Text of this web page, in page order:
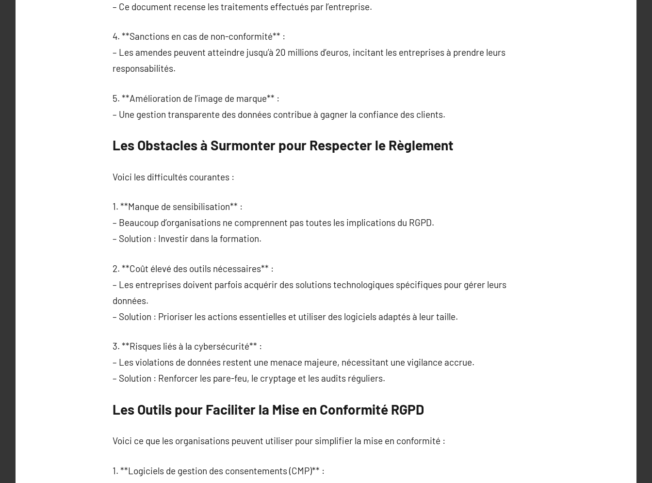
– Ce document recense les traitements effectués par l’entreprise.
4. **Sanctions en cas de non-conformité** :
– Les amendes peuvent atteindre jusqu’à 20 millions d’euros, incitant les entreprises à prendre leurs
responsabilités.
5. **Amélioration de l’image de marque** :
– Une gestion transparente des données contribue à gagner la confiance des clients.
Les Obstacles à Surmonter pour Respecter le Règlement
Voici les difficultés courantes :
1. **Manque de sensibilisation** :
– Beaucoup d’organisations ne comprennent pas toutes les implications du RGPD.
– Solution : Investir dans la formation.
2. **Coût élevé des outils nécessaires** :
– Les entreprises doivent parfois acquérir des solutions technologiques spécifiques pour gérer leurs
données.
– Solution : Prioriser les actions essentielles et utiliser des logiciels adaptés à leur taille.
3. **Risques liés à la cybersécurité** :
– Les violations de données restent une menace majeure, nécessitant une vigilance accrue.
– Solution : Renforcer les pare-feu, le cryptage et les audits réguliers.
Les Outils pour Faciliter la Mise en Conformité RGPD
Voici ce que les organisations peuvent utiliser pour simplifier la mise en conformité :
1. **Logiciels de gestion des consentements (CMP)** :